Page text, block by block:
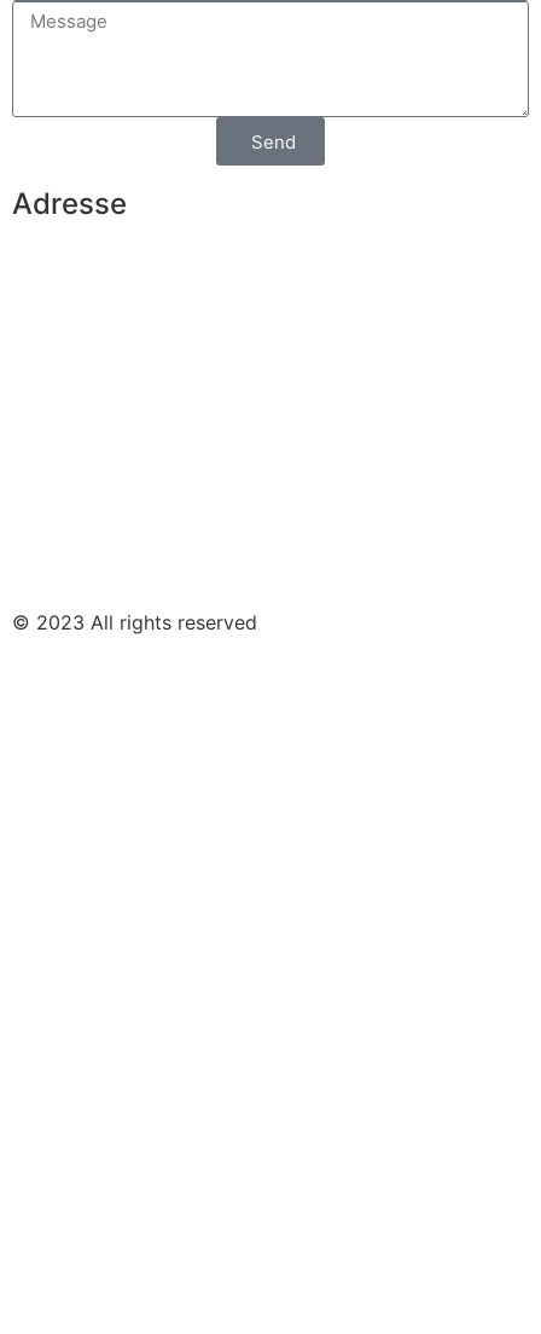
Send
Adresse
© 2023 All rights reserved